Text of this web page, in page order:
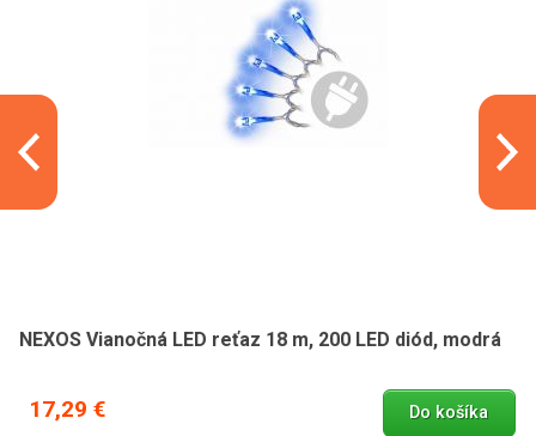
NEXOS Vianočná LED reťaz 18 m, 200 LED diód, modrá
17,29 € Do košíka